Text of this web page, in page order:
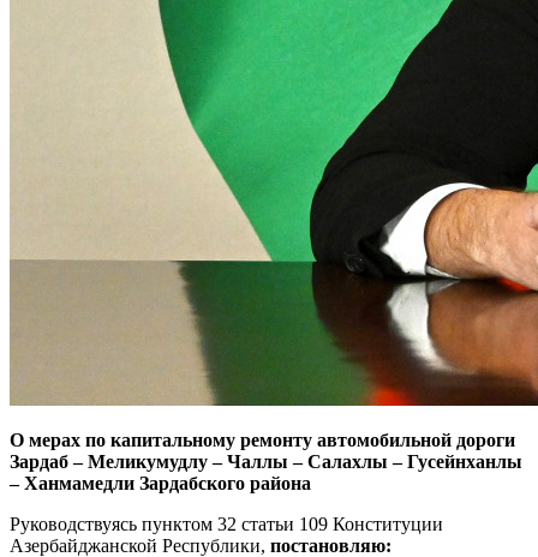
О мерах по капитальному ремонту автомобильной дороги
Зардаб – Меликумудлу – Чаллы – Салахлы – Гусейнханлы
– Ханмамедли Зардабского района
Руководствуясь пунктом 32 статьи 109 Конституции
Азербайджанской Республики, постановляю: